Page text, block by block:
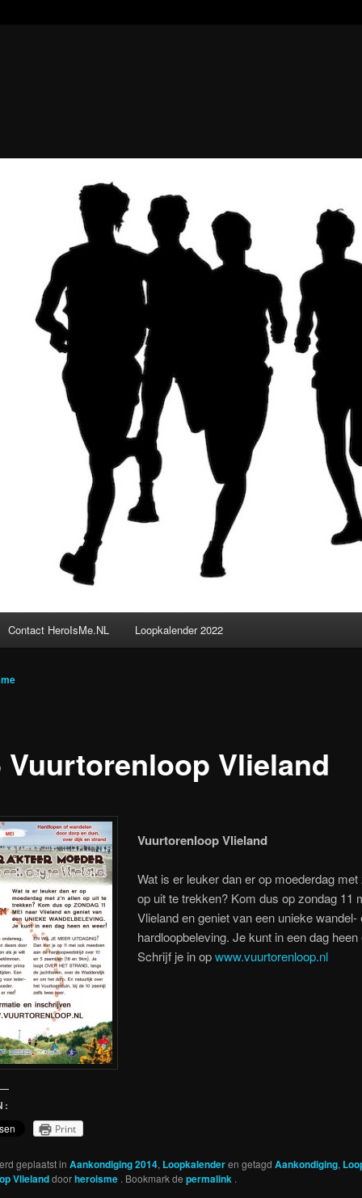
Contact HeroIsMe.NL Loopkalender 2022
Vuurtorenloop Vlieland
Vuurtorenloop Vlieland
Wat is er leuker dan er op moederdag met
op uit te trekken? Kom dus op zondag 11
Vlieland en geniet van een unieke wandel-
hardloopbeleving. Je kunt in een dag heen
Schrijf je in opwww.vuurtorenloop.nl
Print
geplaatst in Aankondiging 2014, Loopkalenderen getagd Aankondiging,
Vlielanddoorheroisme . Bookmark de permalink .